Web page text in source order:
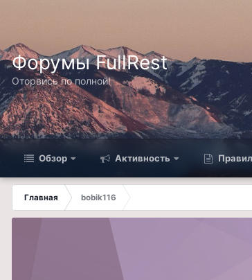
Форумы FullRest
Оторвись по полной!
Обзор Активность
Главная
bobik116